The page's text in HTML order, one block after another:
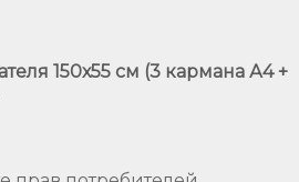
150х55 см (3 кармана А4 +